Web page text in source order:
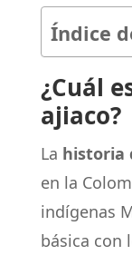
Índice
¿Cuál
ajiaco?
La historia
en la
indígenas
básica con